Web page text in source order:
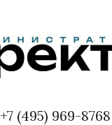
+7 (495) 969-8768